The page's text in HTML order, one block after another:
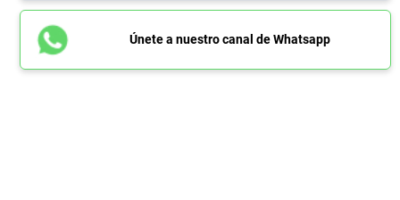
Únete a nuestro canal de Whatsapp